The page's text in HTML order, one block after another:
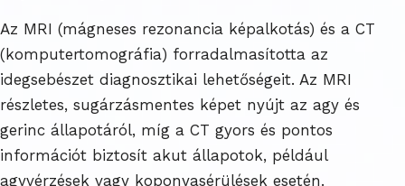
Az MRI (mágneses rezonancia képalkotás) és a CT
(komputertomográfia) forradalmasította az
idegsebészet diagnosztikai lehetőségeit. Az MRI
részletes, sugárzásmentes képet nyújt az agy és
gerinc állapotáról, míg a CT gyors és pontos
információt biztosít akut állapotok, például
agyvérzések vagy koponyasérülések esetén.